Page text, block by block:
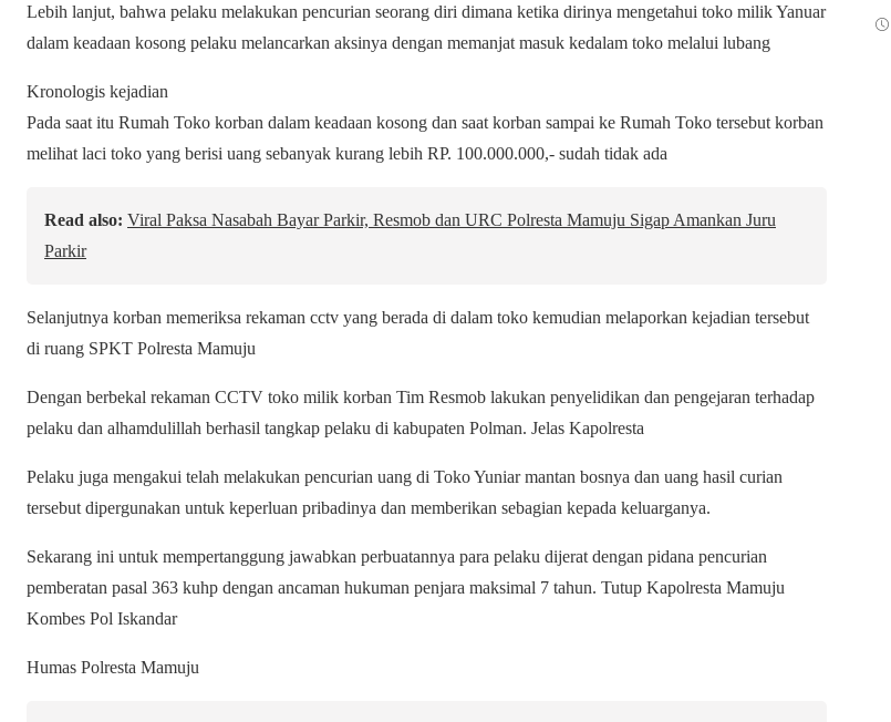
Lebih lanjut, bahwa pelaku melakukan pencurian seorang diri dimana ketika dirinya mengetahui toko milik Yanuar
dalam keadaan kosong pelaku melancarkan aksinya dengan memanjat masuk kedalam toko melalui lubang
Kronologis kejadian
Pada saat itu Rumah Toko korban dalam keadaan kosong dan saat korban sampai ke Rumah Toko tersebut korban
melihat laci toko yang berisi uang sebanyak kurang lebih RP. 100.000.000,- sudah tidak ada
Read also: Viral Paksa Nasabah Bayar Parkir, Resmob dan URC Polresta Mamuju Sigap Amankan Juru
Parkir
Selanjutnya korban memeriksa rekaman cctv yang berada di dalam toko kemudian melaporkan kejadian tersebut
di ruang SPKT Polresta Mamuju
Dengan berbekal rekaman CCTV toko milik korban Tim Resmob lakukan penyelidikan dan pengejaran terhadap
pelaku dan alhamdulillah berhasil tangkap pelaku di kabupaten Polman. Jelas Kapolresta
Pelaku juga mengakui telah melakukan pencurian uang di Toko Yuniar mantan bosnya dan uang hasil curian
tersebut dipergunakan untuk keperluan pribadinya dan memberikan sebagian kepada keluarganya.
Sekarang ini untuk mempertanggung jawabkan perbuatannya para pelaku dijerat dengan pidana pencurian
pemberatan pasal 363 kuhp dengan ancaman hukuman penjara maksimal 7 tahun. Tutup Kapolresta Mamuju
Kombes Pol Iskandar
Humas Polresta Mamuju